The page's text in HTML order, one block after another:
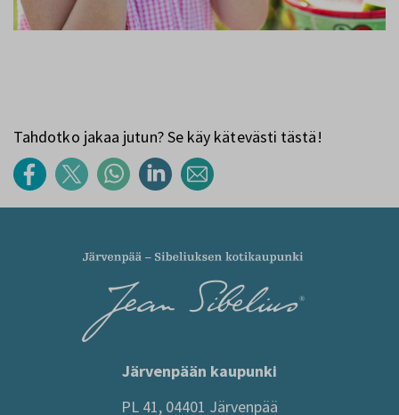
Tahdotko jakaa jutun? Se käy kätevästi tästä!
Järvenpään kaupunki
PL 41, 04401 Järvenpää